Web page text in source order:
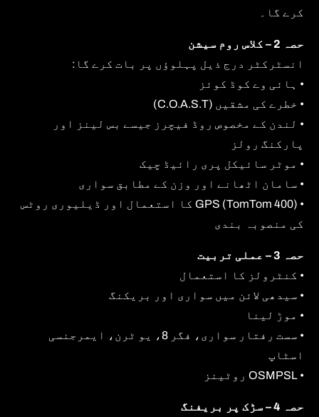
کرے گا۔
حصہ 2 – کلاس روم سیشن
انسٹرکٹر درج ذیل پہلوؤں پر بات کرے گا:
• ہائی وے کوڈ کوئز
• خطرے کی مشقیں (C.O.A.S.T)
• لندن کے مخصوص روڈ فیچرز جیسے بس لینز اور
پارکنگ رولز
• موٹر سائیکل پری رائیڈ چیک
• سامان اٹھانے اور وزن کے مطابق سواری
• GPS (TomTom 400) کا استعمال اور ڈیلیوری روٹس
کی منصوبہ بندی
حصہ 3 – عملی تربیت
• کنٹرولز کا استعمال
• سیدھی لائن میں سواری اور بریکنگ
• موڑ لینا
• سست رفتار سواری، فگر 8، یو ٹرن، ایمرجنسی
اسٹاپ
• OSMPSL روٹینز
حصہ 4 – سڑک پر بریفنگ